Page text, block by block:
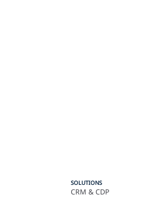
SOLUTIONS
CRM & CDP